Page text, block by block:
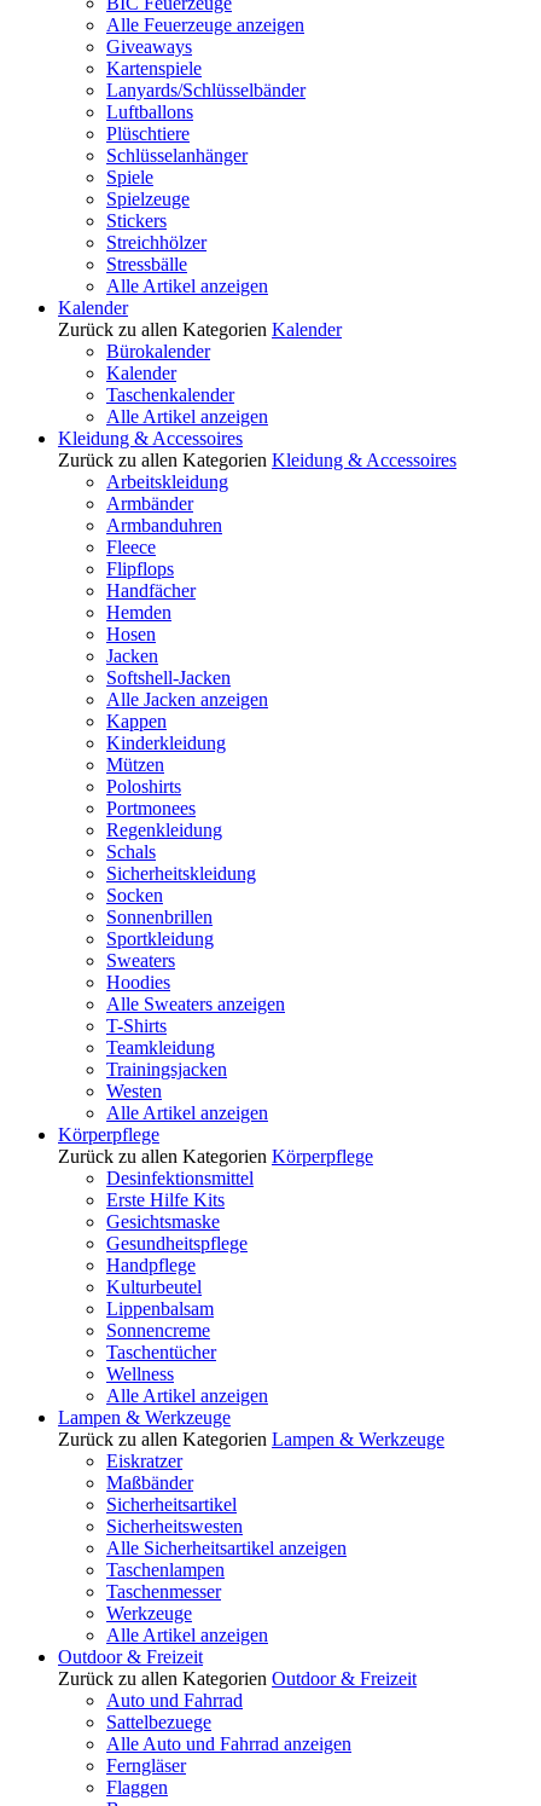
Alle Feuerzeuge anzeigen
Giveaways
Kartenspiele
Lanyards/Schlüsselbänder
Luftballons
Plüschtiere
Schlüsselanhänger
Spiele
Spielzeuge
Stickers
Streichhölzer
Stressbälle
Alle Artikel anzeigen
Kalender
Zurück zu allen Kategorien Kalender
Bürokalender
Kalender
Taschenkalender
Alle Artikel anzeigen
Kleidung & Accessoires
Zurück zu allen Kategorien Kleidung & Accessoires
Arbeitskleidung
Armbänder
Armbanduhren
Fleece
Flipflops
Handfächer
Hemden
Hosen
Jacken
Softshell-Jacken
Alle Jacken anzeigen
Kappen
Kinderkleidung
Mützen
Poloshirts
Portmonees
Regenkleidung
Schals
Sicherheitskleidung
Socken
Sonnenbrillen
Sportkleidung
Sweaters
Hoodies
Alle Sweaters anzeigen
T-Shirts
Teamkleidung
Trainingsjacken
Westen
Alle Artikel anzeigen
Körperpflege
Zurück zu allen Kategorien Körperpflege
Desinfektionsmittel
Erste Hilfe Kits
Gesichtsmaske
Gesundheitspflege
Handpflege
Kulturbeutel
Lippenbalsam
Sonnencreme
Taschentücher
Wellness
Alle Artikel anzeigen
Lampen & Werkzeuge
Zurück zu allen Kategorien Lampen & Werkzeuge
Eiskratzer
Maßbänder
Sicherheitsartikel
Sicherheitswesten
Alle Sicherheitsartikel anzeigen
Taschenlampen
Taschenmesser
Werkzeuge
Alle Artikel anzeigen
Outdoor & Freizeit
Zurück zu allen Kategorien Outdoor & Freizeit
Auto und Fahrrad
Sattelbezuege
Alle Auto und Fahrrad anzeigen
Ferngläser
Flaggen